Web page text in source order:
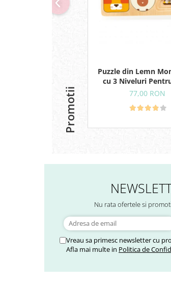
Promotii
Puzzle din Lemn
cu 3 Niveluri
Mici, Animale si
77,00 RON
Nu rata ofertele si
Vreau sa primesc newsletter cu
Afla mai multe in Politica de